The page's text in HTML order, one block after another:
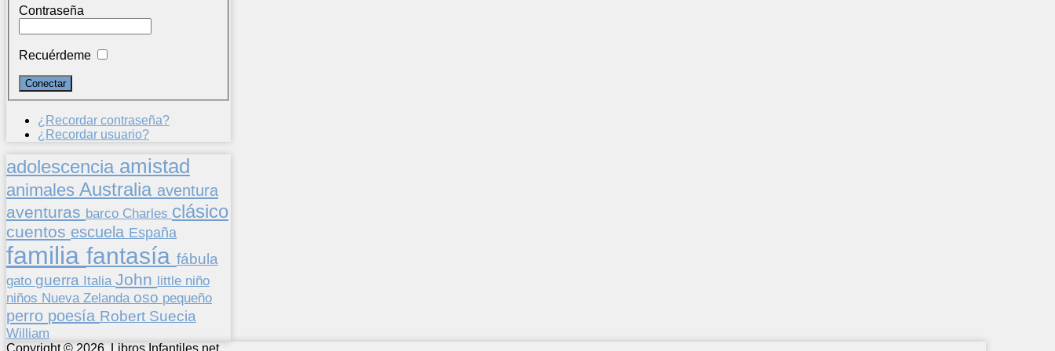
Contraseña
Recuérdeme
¿Recordar contraseña?
¿Recordar usuario?
adolescencia amistad
animales Australia aventura
aventuras barco Charles clásico
cuentos escuela España
familia fantasía fábula
gato guerra Italia John little niño
niños Nueva Zelanda oso pequeño
perro poesía Robert Suecia
William